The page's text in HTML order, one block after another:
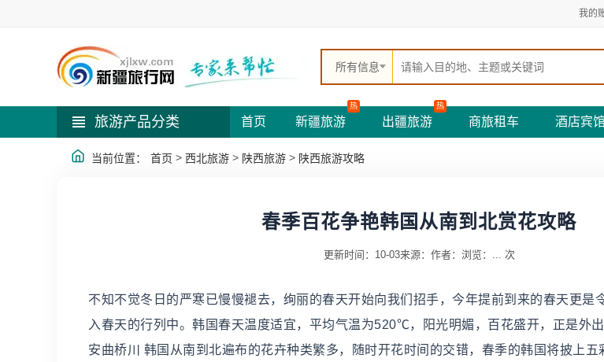
我的
所有信息
旅游产品分类 首页 新疆旅游
热
出疆旅游
热
商旅租车 酒店宾馆
当前位置： 首页 > 西北旅游 > 陕西旅游 > 陕西旅游攻略
春季百花争艳韩国从南到北赏花攻略
更新时间：10-03来源： 作者： 浏览： ... 次
不知不觉冬日的严寒已慢慢褪去，绚丽的春天开始向我们招手，今年提前到来的春天更是
入春天的行列中。韩国春天温度适宜，平均气温为520℃，阳光明媚，百花盛开，正是外
安曲桥川 韩国从南到北遍布的花卉种类繁多，随时开花时间的交错，春季的韩国将披上五